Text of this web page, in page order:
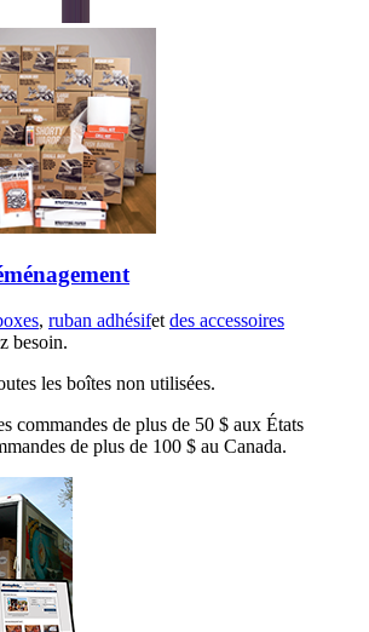
, ruban adhésifetdes accessoires
besoin.
les boîtes non utilisées.
commandes de plus de 50 $ aux États
de plus de 100 $ au Canada.